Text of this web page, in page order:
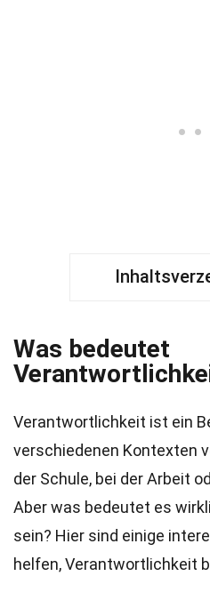
Was bedeutet
Verantwortlichkeit ist ein
verschiedenen Kontexten
der Schule, bei der Arbeit
Aber was bedeutet es
sein? Hier sind einige
helfen, Verantwortlichkeit